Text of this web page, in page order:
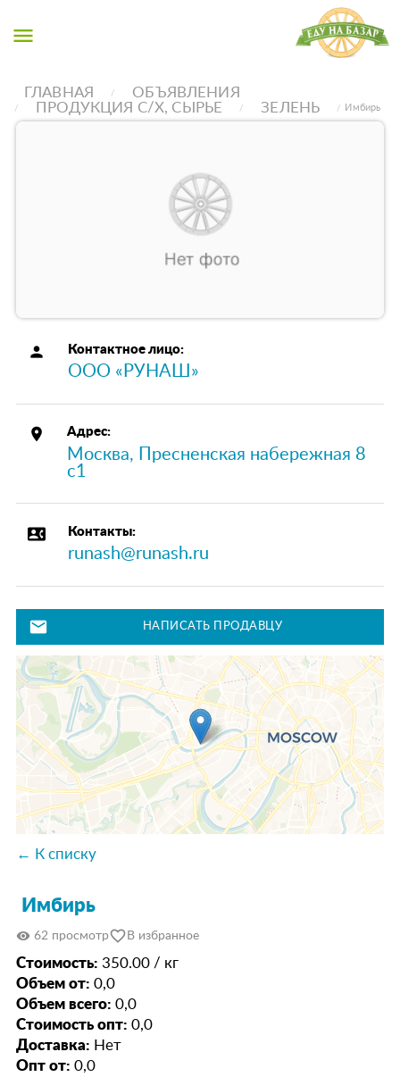
menu
ГЛАВНАЯ
ОБЪЯВЛЕНИЯ
ПРОДУКЦИЯ С/Х, СЫРЬЕ
ЗЕЛЕНЬ Имбирь
person Контактное лицо:
ООО «РУНАШ»
place Адрес:
Москва, Пресненская набережная 8
с1
contact_phone Контакты:
runash@runash.ru
mail НАПИСАТЬ ПРОДАВЦУ
← К списку
Имбирь
visibility 62 просмотрfavorite_border В избранное
Стоимость: 350.00 / кг
Объем от: 0,0
Объем всего: 0,0
Стоимость опт: 0,0
Доставка: Нет
Опт от: 0,0